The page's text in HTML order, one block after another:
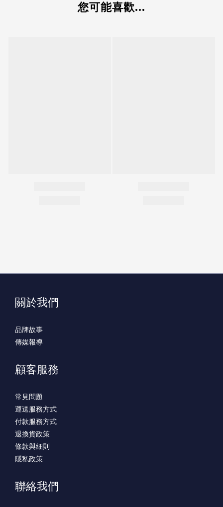
您可能喜歡...
關於我們
品牌故事
傳媒報導
顧客服務
常見問題
運送服務方式
付款服務方式
退換貨政策
條款與細則
隱私政策
聯絡我們